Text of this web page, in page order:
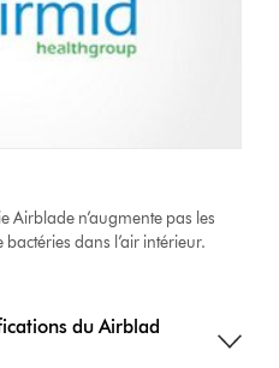
Airblade n’augmente pas les
dans l’air intérieur.
du Airblad